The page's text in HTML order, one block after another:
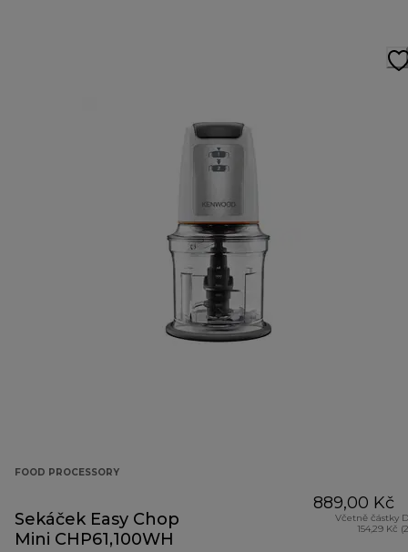
FOOD PROCESSORY
Sekáček Easy Chop
Mini CHP61,100WH
889,00 Kč
Včetně částky
154,29 Kč